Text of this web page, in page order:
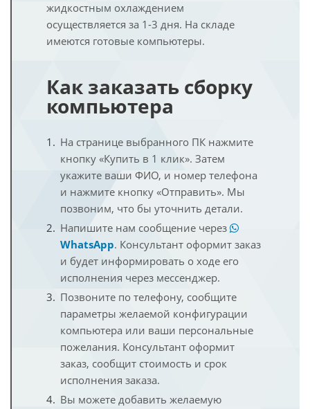
жидкостным охлаждением
осуществляется за 1-3 дня. На складе
имеются готовые компьютеры.
Как заказать сборку
компьютера
На странице выбранного ПК нажмите
кнопку «Купить в 1 клик». Затем
укажите ваши ФИО, и номер телефона
и нажмите кнопку «Отправить». Мы
позвоним, что бы уточнить детали.
Напишите нам сообщение через
WhatsApp. Консультант оформит заказ
и будет информировать о ходе его
исполнения через мессенджер.
Позвоните по телефону, сообщите
параметры желаемой конфигурации
компьютера или ваши персональные
пожелания. Консультант оформит
заказ, сообщит стоимость и срок
исполнения заказа.
Вы можете добавить желаемую